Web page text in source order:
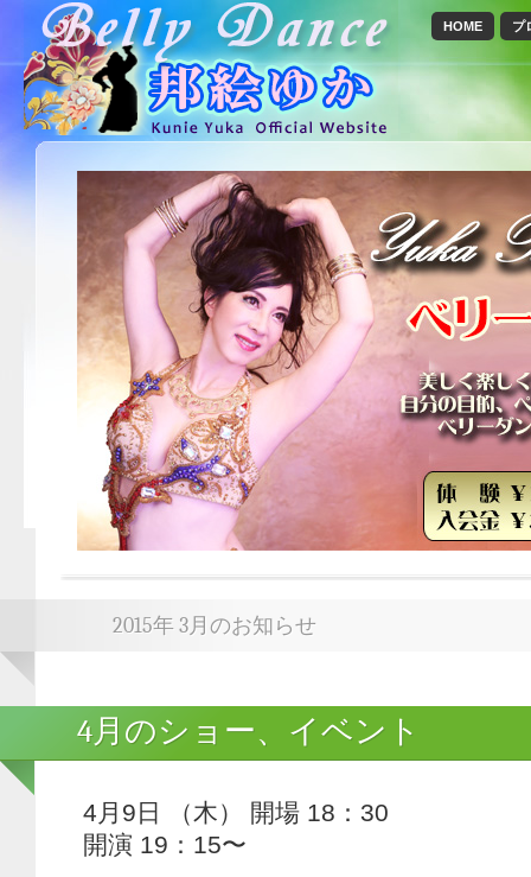
プ
HOME
2015年 3月のお知らせ
4月のショー、イベント
4月9日 （木） 開場 18：30
開演 19：15〜